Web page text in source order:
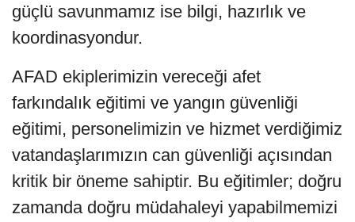
güçlü savunmamız ise bilgi, hazırlık ve
koordinasyondur.
AFAD ekiplerimizin vereceği afet
farkındalık eğitimi ve yangın güvenliği
eğitimi, personelimizin ve hizmet verdiğimiz
vatandaşlarımızın can güvenliği açısından
kritik bir öneme sahiptir. Bu eğitimler; doğru
zamanda doğru müdahaleyi yapabilmemizi